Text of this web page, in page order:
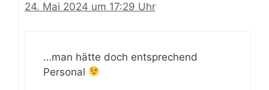
24. Mai 2024 um 17:29 Uhr
…man hätte doch entsprechend
Personal